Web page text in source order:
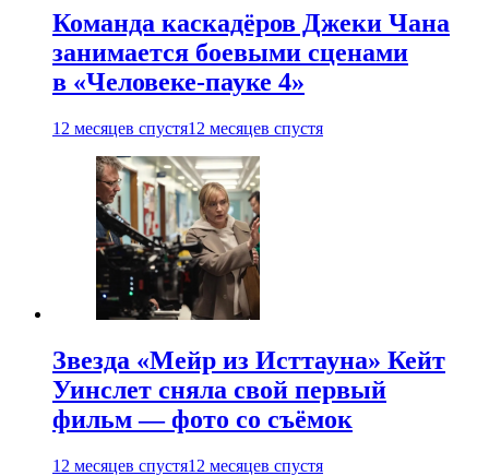
Команда каскадёров Джеки Чана
занимается боевыми сценами
в «Человеке-пауке 4»
12 месяцев спустя12 месяцев спустя
Звезда «Мейр из Исттауна» Кейт
Уинслет сняла свой первый
фильм — фото со съёмок
12 месяцев спустя12 месяцев спустя